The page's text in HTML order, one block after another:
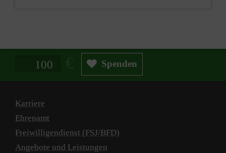
Spendenbetrag in Euro Spenden
Karriere
Ehrenamt
Freiwilligendienst (FSJ/BFD)
Angebote und Leistungen